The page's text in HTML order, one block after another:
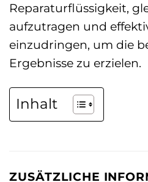
Reparaturflüssigkeit,
aufzutragen und
einzudringen, um die
Ergebnisse zu erzielen.
Inhalt
ZUSÄTZLICHE